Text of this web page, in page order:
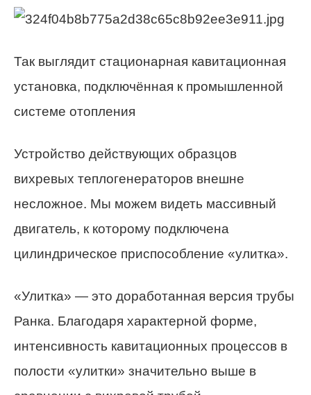
Так выглядит стационарная кавитационная
установка, подключённая к промышленной
системе отопления
Устройство действующих образцов
вихревых теплогенераторов внешне
несложное. Мы можем видеть массивный
двигатель, к которому подключена
цилиндрическое приспособление «улитка».
«Улитка» — это доработанная версия трубы
Ранка. Благодаря характерной форме,
интенсивность кавитационных процессов в
полости «улитки» значительно выше в